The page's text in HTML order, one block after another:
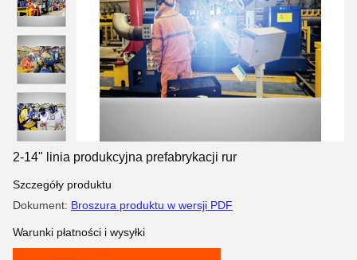
2-14" linia produkcyjna prefabrykacji rur
Szczegóły produktu
Dokument: Broszura produktu w wersji PDF
Warunki płatności i wysyłki